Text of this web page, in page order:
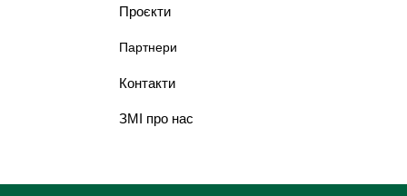
Проєкти
Партнери
Контакти
ЗМІ про нас